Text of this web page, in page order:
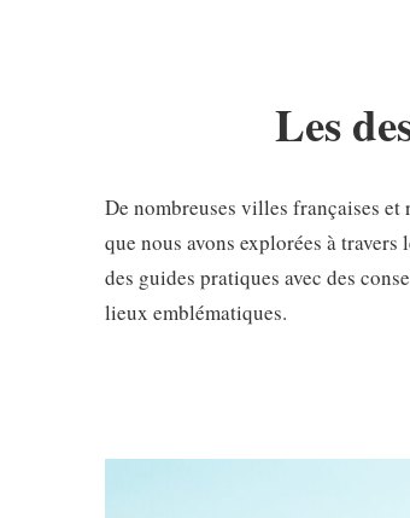
Les
De nombreuses villes françaises
que nous avons explorées à
des guides pratiques avec des
lieux emblématiques.